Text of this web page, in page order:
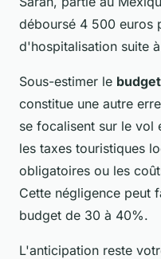
déboursé 4 500 euros
d'hospitalisation suite
Sous-estimer le
constitue une autre
se focalisent sur le vol
les taxes touristiques
obligatoires ou les
Cette négligence peut
budget de 30 à 40%.
L'anticipation reste